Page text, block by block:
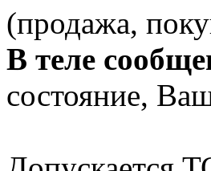
(продажа,
В теле
состояние,